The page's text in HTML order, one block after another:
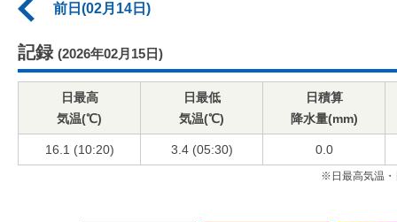
前日(02月14日)
記録 (2026年02月15日)
日最高
気温(℃)
日最低
気温(℃)
日積算
降水量(mm)
16.1 (10:20) 3.4 (05:30) 0.0
※日最高気温・